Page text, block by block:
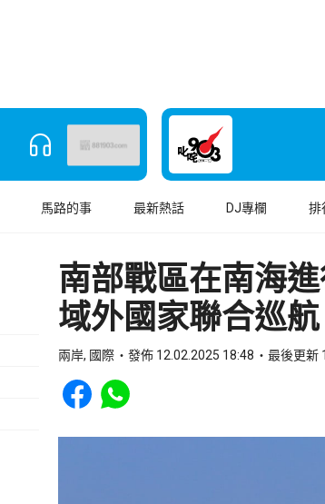
馬路的事 最新熱話 DJ專欄 排
南部戰區在南海
域外國家聯合巡航
兩岸, 國際 發佈 12.02.2025 18:48 最後更新
Share to Facebook
Share to WhatsApp